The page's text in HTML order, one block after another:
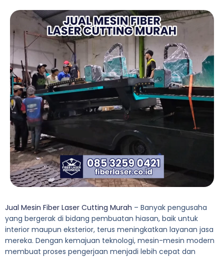
Jual Mesin Fiber Laser Cutting Murah – Banyak pengusaha
yang bergerak di bidang pembuatan hiasan, baik untuk
interior maupun eksterior, terus meningkatkan layanan jasa
mereka. Dengan kemajuan teknologi, mesin-mesin modern
membuat proses pengerjaan menjadi lebih cepat dan